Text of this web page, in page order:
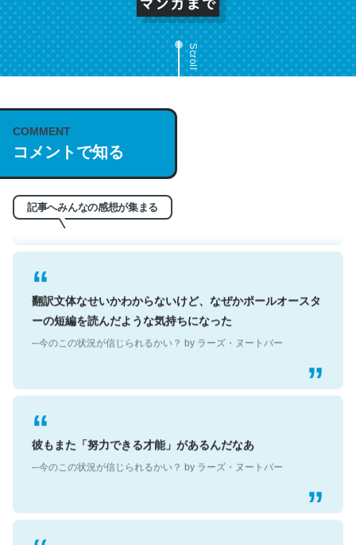
Scroll
COMMENT
コメントで知る
記事へみんなの感想が集まる
これは名文。彼はとてもクレバーなんだろうなと凄く思
う。英語少しでも読める人は原文もお勧め。自分はこの流
れ好き。Let’s Fucking Go. Then Covid hit. Shit.
─今のこの状況が信じられるかい？ by ラーズ・ヌートバー
翻訳文体なせいかわからないけど、なぜかポールオースタ
ーの短編を読んだような気持ちになった
─今のこの状況が信じられるかい？ by ラーズ・ヌートバー
彼もまた「努力できる才能」があるんだなあ
─今のこの状況が信じられるかい？ by ラーズ・ヌートバー